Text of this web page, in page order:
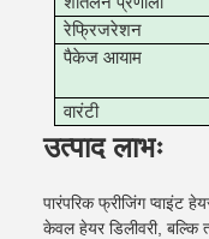
रेफ्रिजरेशन
पैकेज आयाम
वारंटी
उत्पाद लाभः
पारंपरिक फ्रीजिंग प्वाइंट
केवल हेयर डिलीवरी, बल्कि